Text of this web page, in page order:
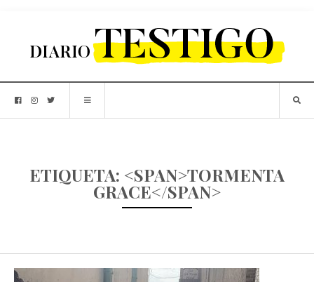
ETIQUETA: <SPAN>TORMENTA
GRACE</SPAN>